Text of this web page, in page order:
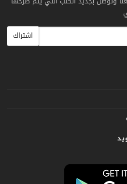
اشتراك